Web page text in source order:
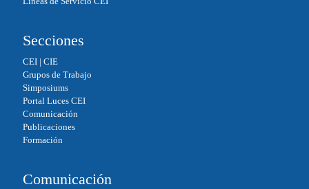
Secciones
CEI| CIE
Grupos de Trabajo
Simposiums
Portal Luces CEI
Comunicación
Publicaciones
Formación
Comunicación